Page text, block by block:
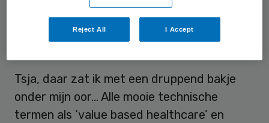
verwijderd raken van de beleidsmakers.”
Hol en leeg
Tsja, daar zat ik met een druppend bakje
onder mijn oor… Alle mooie technische
termen als ‘value based healthcare’ en
Reject All I Accept